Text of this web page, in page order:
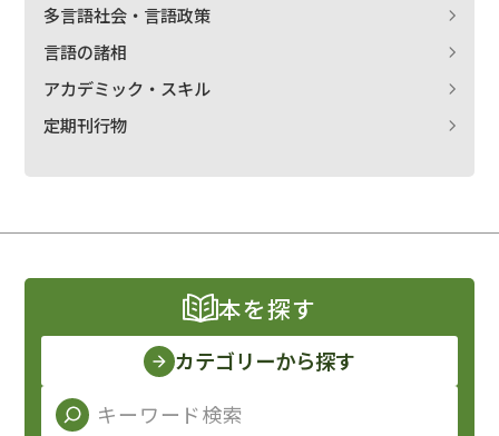
多言語社会・言語政策
言語の諸相
アカデミック・スキル
定期刊行物
本を探す
カテゴリーから探す